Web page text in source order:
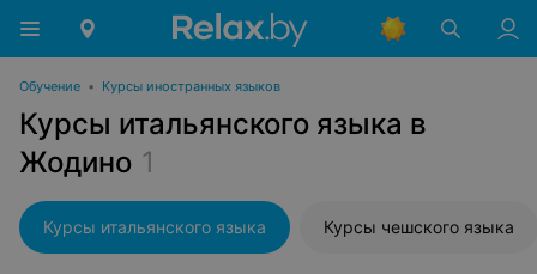
Обучение • Курсы иностранных языков
Курсы итальянского языка в
Жодино 1
Курсы итальянского языка Курсы чешского языка